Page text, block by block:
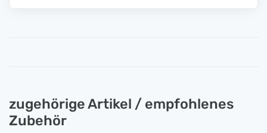
zugehörige Artikel / empfohlenes
Zubehör